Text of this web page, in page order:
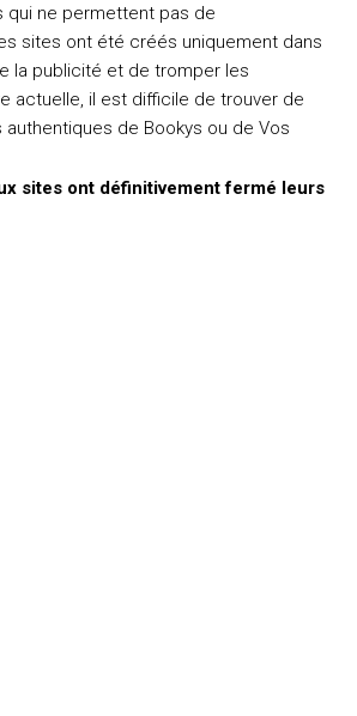
qui ne permettent pas de
sites ont été créés uniquement dans
la publicité et de tromper les
actuelle, il est difficile de trouver de
de Bookys ou de Vos
sites ont définitivement fermé leurs